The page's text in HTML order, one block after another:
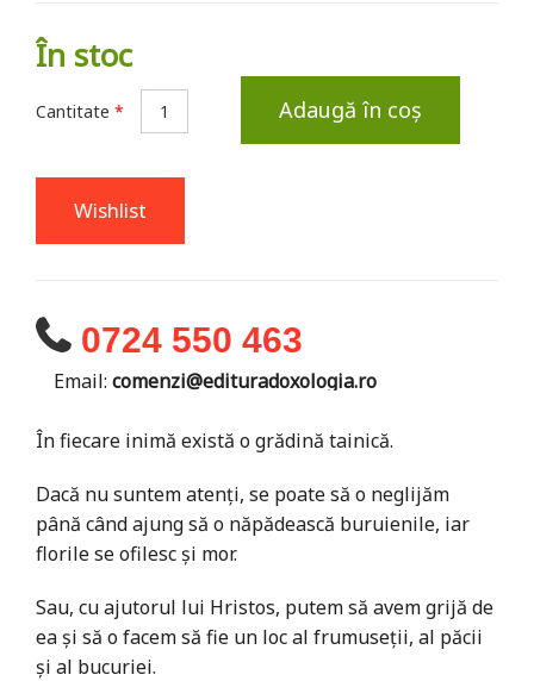
În stoc
Cantitate * Adaugă în coș
Wishlist
0724 550 463
Email: comenzi@edituradoxologia.ro
În fiecare inimă există o grădină tainică.
Dacă nu suntem atenți, se poate să o neglijăm
până când ajung să o năpădească buruienile, iar
florile se ofilesc și mor.
Sau, cu ajutorul lui Hristos, putem să avem grijă de
ea și să o facem să fie un loc al frumuseții, al păcii
și al bucuriei.